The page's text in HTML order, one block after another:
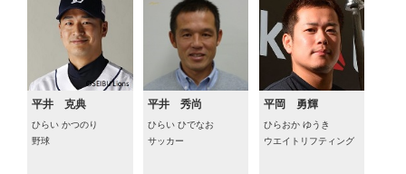
平井 克典
ひらい かつのり
野球
平井 秀尚
ひらい ひでなお
サッカー
平岡 勇輝
ひらおか ゆうき
ウエイトリフティング